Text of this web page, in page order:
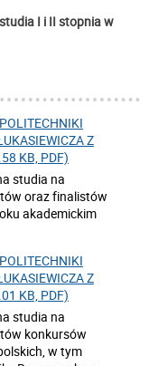
I i II stopnia w
Z
KB, PDF)
studia na
oraz finalistów
akademickim
Z
KB, PDF)
studia na
konkursów
w tym